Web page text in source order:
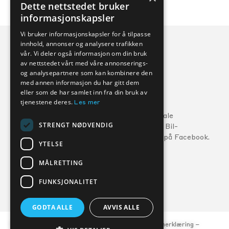
Veihjelp:
MG: 22 22 27 15
Volvo: 800 30 060
Følg din lokale
Kverneland Bil-
forhandler på Facebook.
FORHANDLERE
Personvernerklæring –
Dette nettstedet bruker
informasjonskapsler
Vi bruker informasjonskapsler for å tilpasse
innhold, annonser og analysere trafikken
vår. Vi deler også informasjon om din bruk
av nettstedet vårt med våre annonserings-
og analysepartnere som kan kombinere den
med annen informasjon du har gitt dem
eller som de har samlet inn fra din bruk av
tjenestene deres.Les mer
STRENGT NØDVENDIG
YTELSE
MÅLRETTING
FUNKSJONALITET
GODTA ALLE AVVIS ALLE